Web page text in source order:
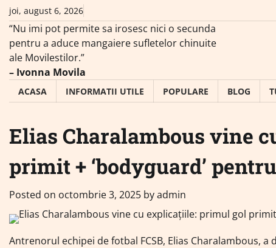
Skip
content
joi, august 6, 2026
“Nu imi pot permite sa irosesc nici o secunda
pentru a aduce mangaiere sufletelor chinuite
ale Movilestilor.”
– Ivonna Movila
ACASA INFORMATII UTILE POPULARE BLOG
Elias Charalambous vine
primit + ‘bodyguard’
Posted on octombrie 3, 2025 byadmin
Antrenorul echipei de fotbal FCSB, Elias Charalambous,